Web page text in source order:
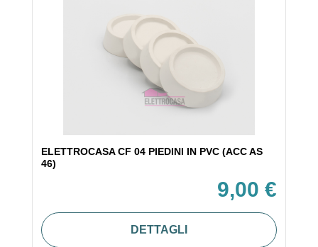
ELETTROCASA CF 04 PIEDINI IN PVC (ACC AS
46)
9,00 €
DETTAGLI